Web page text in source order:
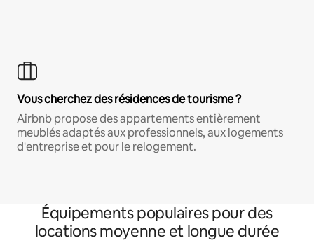
Vous cherchez des résidences de tourisme ?
Airbnb propose des appartements entièrement
meublés adaptés aux professionnels, aux logements
d'entreprise et pour le relogement.
Équipements populaires pour des
locations moyenne et longue durée